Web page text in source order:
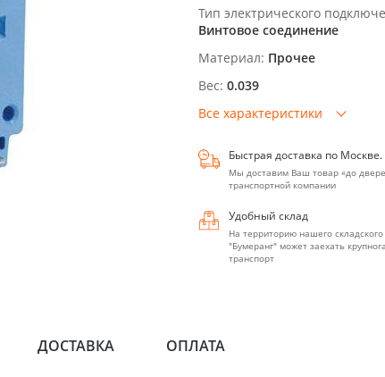
Тип электрического
Винтовое соединение
Материал: Прочее
Вес: 0.039
Все характеристики
Быстрая доставка по Москве.
Мы доставим Ваш товар «до
транспортной компании
Удобный склад
На территорию нашего
"Бумеранг" может заехать
транспорт
ДОСТАВКА ОПЛАТА